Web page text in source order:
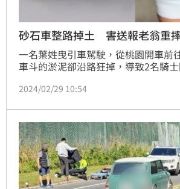
砂石車整路掉土 害送報老翁重
一名葉姓曳引車駕駛，從桃園開車前
車斗的淤泥卻沿路狂掉，導致2名騎
也對砂石車駕駛開出罰單，最高可處1
2024/02/29 10:54